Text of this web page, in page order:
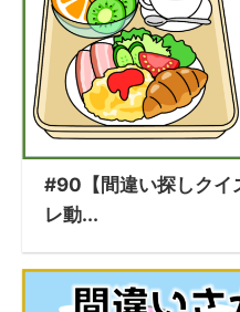
#90【間違い探しクイ
レ動...